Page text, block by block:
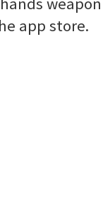
app store.